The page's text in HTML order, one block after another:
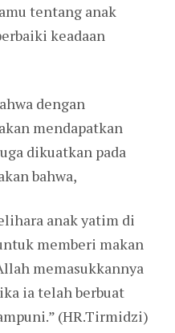
tentang anak
keadaan
dengan
mendapatkan
dikuatkan pada
bahwa,
anak yatim di
memberi makan
memasukkannya
ia telah berbuat
(HR.Tirmidzi)